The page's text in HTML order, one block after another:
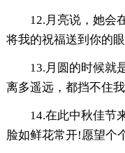
12.月亮说，她会
将我的祝福送到你的
13.月圆的时候就
离多遥远，都挡不住
14.在此中秋佳节
脸如鲜花常开!愿望个